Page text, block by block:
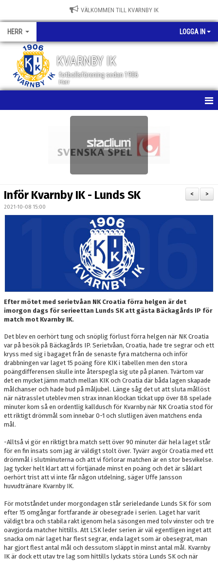
VÄLKOMMEN TILL KVARNBY IK
HERR LOGGA IN
KVARNBY IK
fotbollsförening sedan 1906
Herr
TRUPPEN
>
<
Inför Kvarnby IK - Lunds SK
2021-10-08 15:00
Efter mötet med serietvåan NK Croatia förra helgen är det
imorgon dags för serieettan Lunds SK att gästa Bäckagårds IP för
match mot Kvarnby IK.
Det blev en oerhört tung och snöplig förlust förra helgen när NK Croatia
var på besök på Bäckagårds IP. Serietvåan, Croatia, hade tre segrar och ett
kryss med sig i bagaget från de senaste fyra matcherna och inför
drabbningen var laget 15 poäng före KIK i tabellen men den stora
poängdifferensen skulle inte återspegla sig ute på planen. Tvärtom var
det en mycket jämn match mellan KIK och Croatia där båda lagen skapade
målchanser och hade bud på måljubel. Länge såg det ut att sluta mållöst
när nätrasslet uteblev men strax innan klockan tickat upp över 88 spelade
minuter kom så en ordentlig kalldusch för Kvarnby när NK Croatia stod för
ett riktigt drömmål som innebar 0-1 och slutligen även matchens enda
mål.
-Alltså vi gör en riktigt bra match sett över 90 minuter där hela laget står
för en fin insats som jag är väldigt stolt över. Tyvärr avgör Croatia med ett
drömmål i slutminuterna och att vi förlorar matchen är en stor besvikelse.
Jag tycker helt klart att vi förtjänade minst en poäng och det är såklart
oerhört trist att vi inte får någon utdelning, säger Uffe Jansson
huvudtränare Kvarnby IK.
För motståndet under morgondagen står serieledande Lunds SK för som
efter 15 omgångar fortfarande är obesegrade i serien. Laget har varit
väldigt bra och stabila rakt igenom hela säsongen med tolv vinster och tre
oavgjorda matcher hittills. Att LSK leder serien är väl egentligen inget att
snacka om när laget har flest segrar, enda laget som är obesegrat, man
har gjort flest antal mål och dessutom släppt in minst antal mål. Kvarnby
IK är dock ett utav tre lag som hittills lyckats störa Lunds SK och när